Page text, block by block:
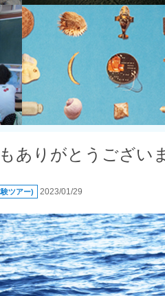
ありがとうござい
ツアー) 2023/01/29